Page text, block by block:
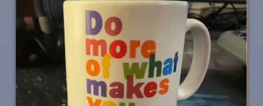
nattvakt
nedbemanning
pensjon
pensjonist